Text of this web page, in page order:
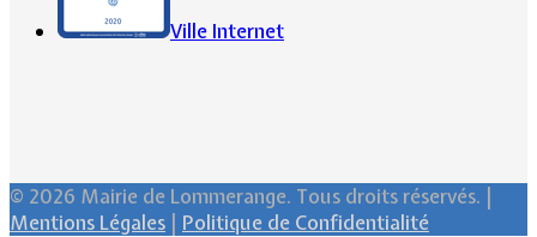
Ville Internet
© 2026 Mairie de Lommerange. Tous droits réservés. |
Mentions Légales
Politique de Confidentialité